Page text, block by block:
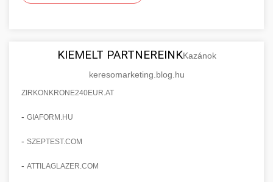
KIEMELT PARTNEREINKKazánok
keresomarketing.blog.hu
ZIRKONKRONE240EUR.AT
- GIAFORM.HU
- SZEPTEST.COM
- ATTILAGLAZER.COM